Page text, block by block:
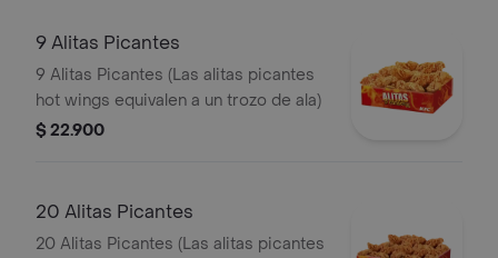
9 Alitas Picantes
9 Alitas Picantes (Las alitas picantes
hot wings equivalen a un trozo de ala)
$ 22.900
20 Alitas Picantes
20 Alitas Picantes (Las alitas picantes